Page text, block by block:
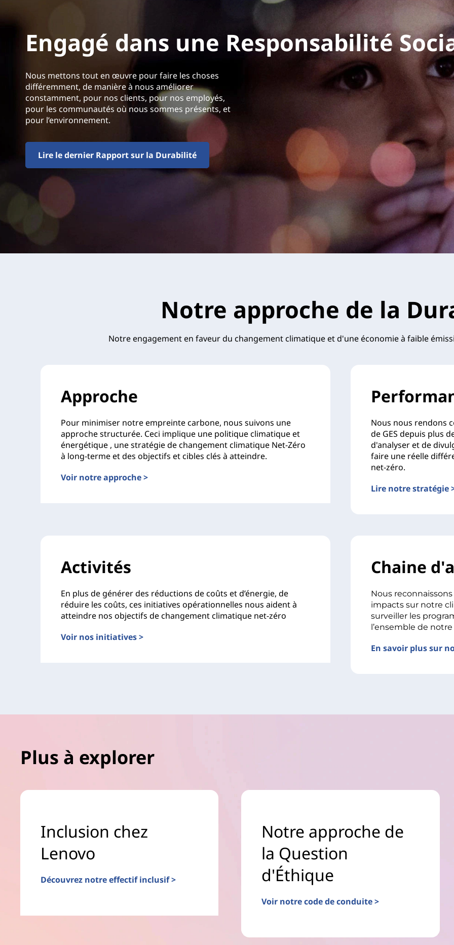
Engagé dans une Responsabilité
Nous mettons tout en œuvre pour faire les choses
différemment, de manière à nous améliorer
constamment, pour nos clients, pour nos employés,
pour les communautés où nous sommes présents, et
pour l’environnement.
Lire le dernier Rapport sur la Durabilité
Notre approche de la
Notre engagement en faveur du changement climatique et d'une économie à faible
Approche
Pour minimiser notre empreinte carbone, nous suivons une
approche structurée. Ceci implique une politique climatique et
énergétique , une stratégie de changement climatique Net-Zéro
à long-terme et des objectifs et cibles clés à atteindre.
Voir notre approche >
Nous nous rendons
de GES depuis plus
d'analyser et de
faire une réelle
net-zéro.
Lire notre stratégie
Activités
En plus de générer des réductions de coûts et d’énergie, de
réduire les coûts, ces initiatives opérationnelles nous aident à
atteindre nos objectifs de changement climatique net-zéro
Voir nos initiatives >
Chaine
Nous
impacts sur notre
surveiller les
l’ensemble de
En savoir plus sur
Plus à explorer
Inclusion chez
Lenovo
Découvrez notre effectif inclusif >
Notre approche de
la Question
d'Éthique
Voir notre code de conduite >